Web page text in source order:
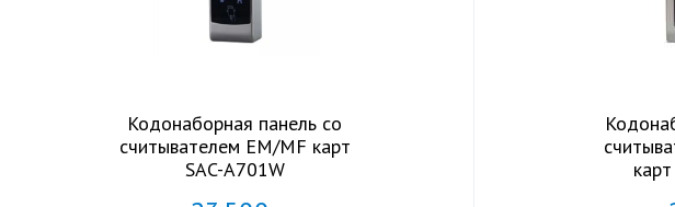
Кодонаборная панель со
считывателем EM/MF карт
SAC-A701W